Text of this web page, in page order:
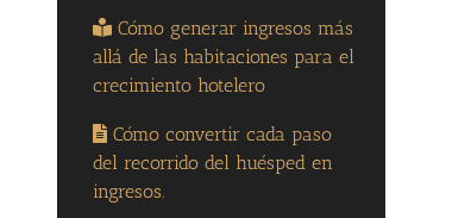
Cómo generar ingresos más
allá de las habitaciones para el
crecimiento hotelero
Cómo convertir cada paso
del recorrido del huésped en
ingresos.